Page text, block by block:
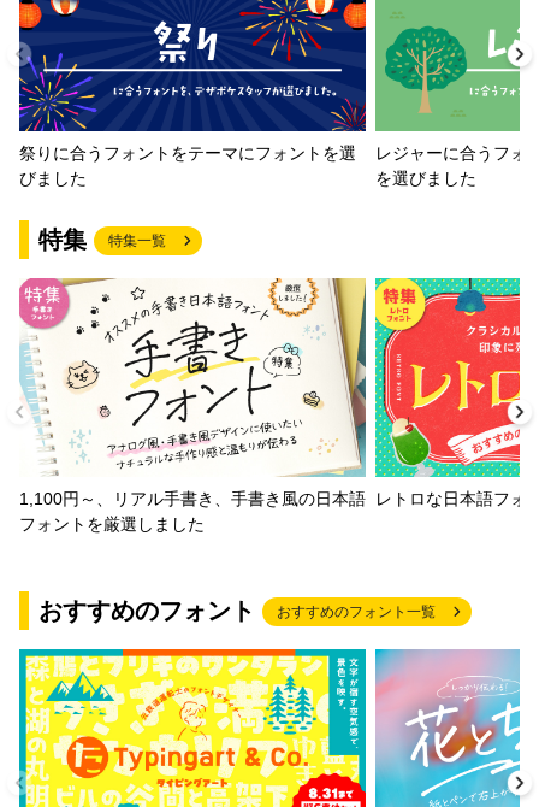
祭りに合うフォントをテーマにフォントを選
びました
レジャーに合うフォ
を選びました
特集 特集一覧
1,100円～、リアル手書き、手書き風の日本語
フォントを厳選しました
レトロな日本語フォ
おすすめのフォント おすすめのフォント一覧